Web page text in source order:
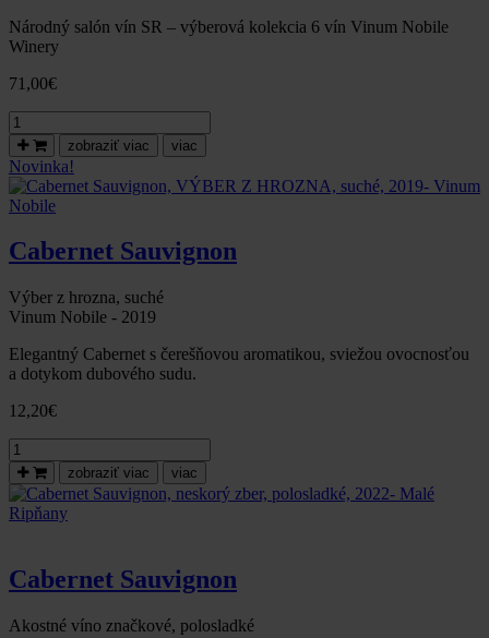
Národný salón vín SR – výberová kolekcia 6 vín Vinum Nobile
Winery
71,00€
množstvo
Degustačný
výber
TOP
6
vín
Vinum
Nobile
v
Národnom
vín
SR
zobraziť viac viac
Novinka!
Cabernet Sauvignon
Výber z hrozna, suché
Vinum Nobile - 2019
Elegantný Cabernet s čerešňovou aromatikou, sviežou ovocnosťou
a dotykom dubového sudu.
12,20€
množstvo
Cabernet
Sauvignon,
VÝBER
Z
2019-
Nobile
zobraziť viac viac
Cabernet Sauvignon
Akostné víno značkové, polosladké